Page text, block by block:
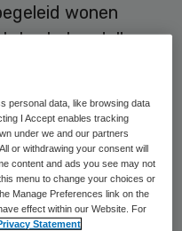
wonen
onbehandelbare
Dagblad.
de zogeheten
onhandelbare
tbs’ers dat
is in vier jaar
personal data, like browsing data
I Accept enables tracking
under we and our partners
or withdrawing your consent will
content and ads you see may not
menu to change your choices or
Manage Preferences link on the
effect within our Website. For
Statement